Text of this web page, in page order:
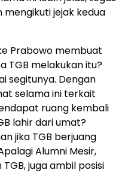
mengikuti jejak kedua
Prabowo membuat
TGB melakukan itu?
segitunya. Dengan
selama ini terkait
ruang kembali
lahir dari umat?
jika TGB berjuang
Alumni Mesir,
juga ambil posisi